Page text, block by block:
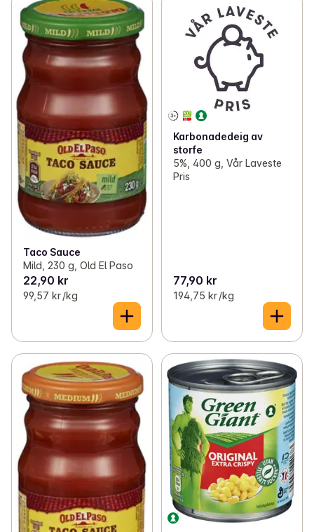
Taco Sauce
Mild, 230 g, Old El Paso
22,90 kr
99,57 kr /kg
Karbonadedeig av
storfe
5%, 400 g, Vår Laveste
Pris
77,90 kr
194,75 kr /kg